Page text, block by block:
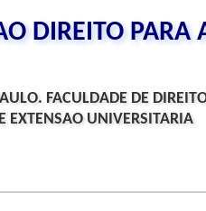
DIREITO PARA
FACULDADE DE
EXTENSAO UNIVERSITARIA